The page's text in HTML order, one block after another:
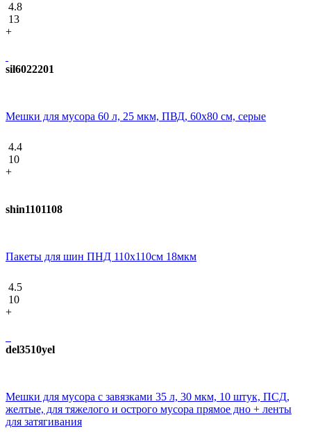
4.8
13
+
sil6022201
Мешки для мусора 60 л, 25 мкм, ПВД, 60х80 см, серые
4.4
10
+
shin1101108
Пакеты для шин ПНД 110х110см 18мкм
4.5
10
+
del3510yel
Мешки для мусора с завязками 35 л, 30 мкм, 10 штук, ПCД,
желтые, для тяжелого и острого мусора прямое дно + ленты
для затягивания